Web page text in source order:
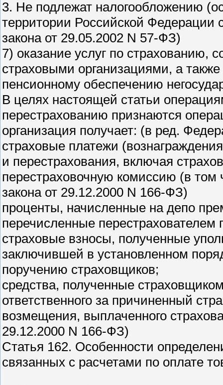
3. Не подлежат налогообложению
территории Российской
закона от 29.05.2002 N 57-ФЗ)
7) оказание услуг по страхованию,
страховыми организациями, а также
пенсионному обеспечению
В целях настоящей статьи
перестрахованию признаются
организация получает: (в ред.
страховые платежи
и перестрахования, включая
перестраховочную комиссию (в том
закона от 29.12.2000 N 166-ФЗ)
проценты, начисленные на депо
перечисленные перестрахователем
страховые взносы, полученные
заключившей в установленном
поручению страховщиков;
средства, полученные
ответственного за причиненный
возмещения, выплаченного
29.12.2000 N 166-ФЗ)
Статья 162. Особенности
связанных с расчетами по оплате